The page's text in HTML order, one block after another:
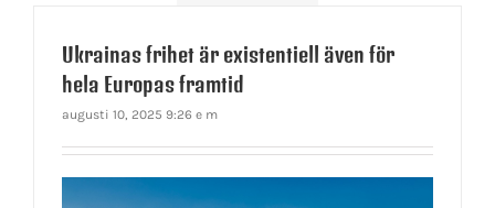
Ukrainas frihet är existentiell även för
hela Europas framtid
augusti 10, 2025 9:26 e m